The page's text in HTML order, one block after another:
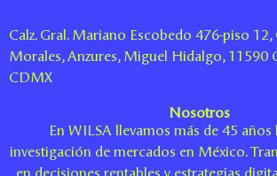
Calz. Gral. Mariano Escobedo 476-piso
Morales, Anzures, Miguel Hidalgo, 11590
CDMX
Nosotros
En WILSA llevamos más de 45
investigación de mercados en México.
en decisiones rentables y estrategias